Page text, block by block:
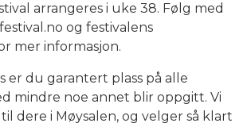
arrangeres i uke 38. Følg med
og festivalens
mer informasjon.
er du garantert plass på alle
mindre noe annet blir oppgitt. Vi
dere i Møysalen, og velger så klart